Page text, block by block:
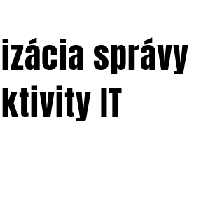
správy
IT